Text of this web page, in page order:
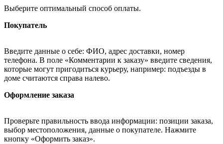
Выберите оптимальный способ оплаты.
Покупатель
Введите данные о себе: ФИО, адрес доставки, номер
телефона. В поле «Комментарии к заказу» введите сведения,
которые могут пригодиться курьеру, например: подъезды в
доме считаются справа налево.
Оформление заказа
Проверьте правильность ввода информации: позиции заказа,
выбор местоположения, данные о покупателе. Нажмите
кнопку «Оформить заказ».